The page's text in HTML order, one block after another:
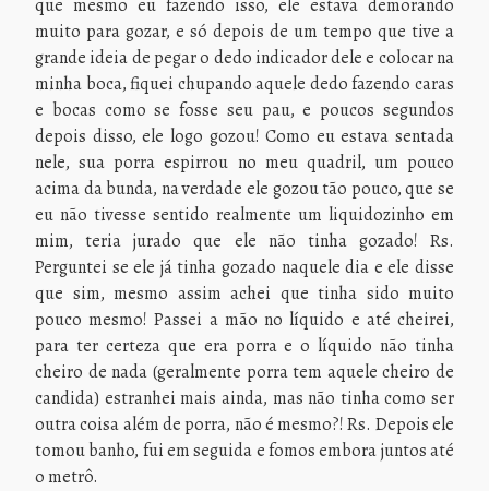
que mesmo eu fazendo isso, ele estava demorando
muito para gozar, e só depois de um tempo que tive a
grande ideia de pegar o dedo indicador dele e colocar na
minha boca, fiquei chupando aquele dedo fazendo caras
e bocas como se fosse seu pau, e poucos segundos
depois disso, ele logo gozou! Como eu estava sentada
nele, sua porra espirrou no meu quadril, um pouco
acima da bunda, na verdade ele gozou tão pouco, que se
eu não tivesse sentido realmente um liquidozinho em
mim, teria jurado que ele não tinha gozado! Rs.
Perguntei se ele já tinha gozado naquele dia e ele disse
que sim, mesmo assim achei que tinha sido muito
pouco mesmo! Passei a mão no líquido e até cheirei,
para ter certeza que era porra e o líquido não tinha
cheiro de nada (geralmente porra tem aquele cheiro de
candida) estranhei mais ainda, mas não tinha como ser
outra coisa além de porra, não é mesmo?! Rs. Depois ele
tomou banho, fui em seguida e fomos embora juntos até
o metrô.